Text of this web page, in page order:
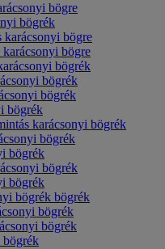
bögre
bögrék
karácsonyi bögre
bögre
bögrék
bögrék
bögrék
bögrék
karácsonyi bögrék
bögrék
bögrék
bögrék
bögrék
bögrék bögrék
bögrék
bögrék
bögrék